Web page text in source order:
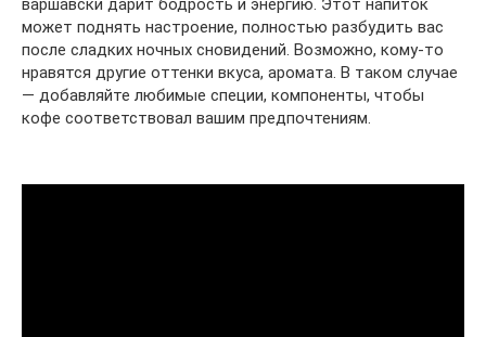
может поднять настроение, полностью разбудить вас
после сладких ночных сновидений. Возможно, кому-то
нравятся другие оттенки вкуса, аромата. В таком случае
— добавляйте любимые специи, компоненты, чтобы
кофе соответствовал вашим предпочтениям.